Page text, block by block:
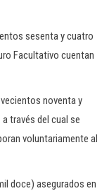
sesenta y cuatro
Facultativo cuentan
noventa y
través del cual se
voluntariamente al
doce) asegurados en